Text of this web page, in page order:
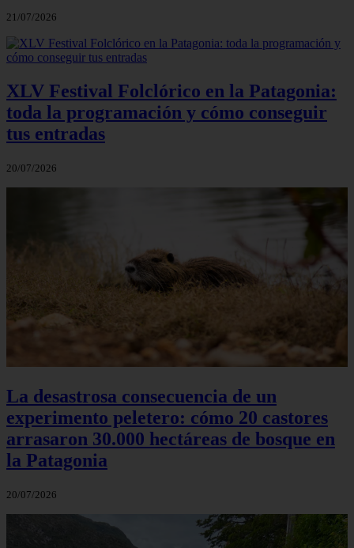
21/07/2026
XLV Festival Folclórico en la Patagonia:
toda la programación y cómo conseguir
tus entradas
20/07/2026
La desastrosa consecuencia de un
experimento peletero: cómo 20 castores
arrasaron 30.000 hectáreas de bosque en
la Patagonia
20/07/2026